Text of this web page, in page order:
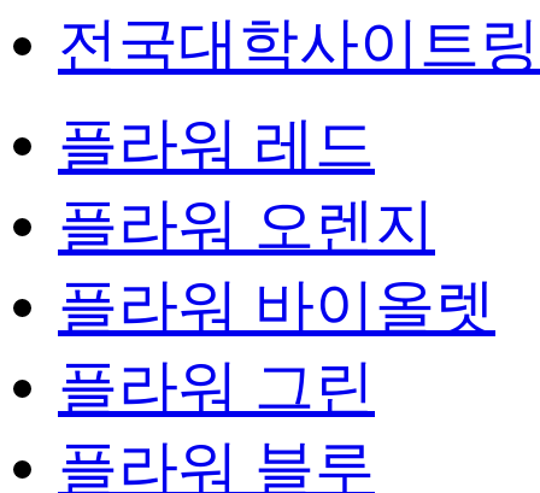
전국대학사이트
플라워 레드
플라워 오렌지
플라워 바이올렛
플라워 그린
플라워 블루